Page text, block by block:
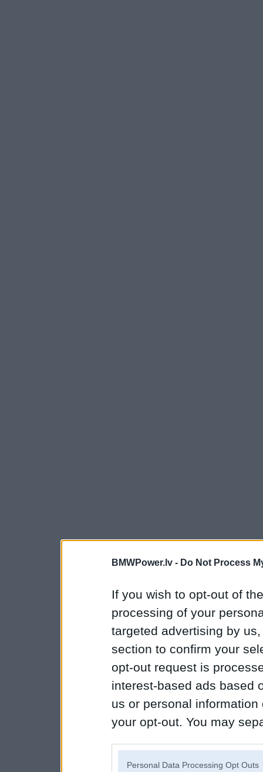
BMWPower.lv - Do Not Process
If you wish to opt-out of
processing of your
targeted advertising by
section to confirm your
opt-out request is
interest-based ads based
us or personal
your opt-out. You may
Personal Data Processing Opt Outs